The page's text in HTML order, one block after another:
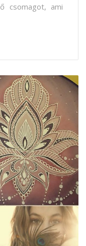
csomagot, ami